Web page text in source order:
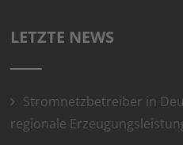
LETZTE NEWS
Stromnetzbetreiber in
regionale